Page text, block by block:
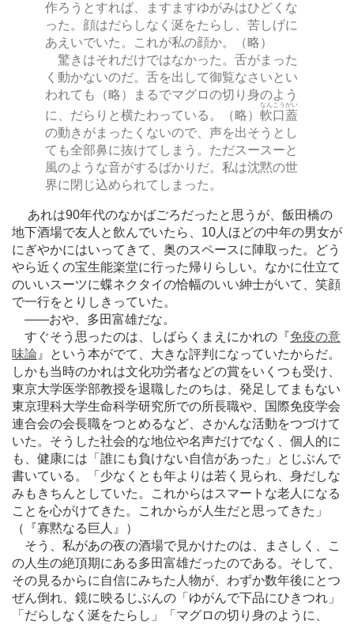
作ろうとすれば、ますますゆがみはひどくな
った。顔はだらしなく涎をたらし、苦しげに
あえいでいた。これが私の顔か。（略）
驚きはそれだけではなかった。舌がまった
く動かないのだ。舌を出して御覧なさいとい
われても（略）まるでマグロの切り身のよう
に、だらりと横たわっている。（略） 軟口蓋
なんこうがい
の動きがまったくないので、声を出そうとし
ても全部鼻に抜けてしまう。ただスースーと
風のような音がするばかりだ。私は沈黙の世
界に閉じ込められてしまった。
あれは90年代のなかばごろだったと思うが、飯田橋の
地下酒場で友人と飲んでいたら、10人ほどの中年の男女が
にぎやかにはいってきて、奥のスペースに陣取った。どう
やら近くの宝生能楽堂に行った帰りらしい。なかに仕立て
のいいスーツに蝶ネクタイの恰幅のいい紳士がいて、笑顔
で一行をとりしきっていた。
――おや、多田富雄だな。
すぐそう思ったのは、しばらくまえにかれの『免疫の意
味論 』という本がでて、大きな評判になっていたからだ。
しかも当時のかれは文化功労者などの賞をいくつも受け、
東京大学医学部教授を退職したのちは、発足してまもない
東京理科大学生命科学研究所での所長職や、国際免疫学会
連合会の会長職をつとめるなど、さかんな活動をつづけて
いた。そうした社会的な地位や名声だけでなく、個人的に
も、健康には「誰にも負けない自信があった」とじぶんで
書いている。「少なくとも年よりは若く見られ、身だしな
みもきちんとしていた。これからはスマートな老人になる
ことを心がけてきた。これからが人生だと思ってきた」
（『寡黙なる巨人』）
そう、私があの夜の酒場で見かけたのは、まさしく、こ
の人生の絶頂期にある多田富雄だったのである。そして、
その見るからに自信にみちた人物が、わずか数年後にとつ
ぜん倒れ、鏡に映るじぶんの「ゆがんで下品にひきつれ」
「だらしなく涎をたらし」「マグロの切り身のように、